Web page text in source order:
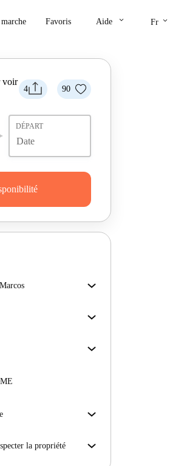
Favoris Aide keyboard_arrow_down Fr keyboard_arrow_down
4 90
voir
DÉPART
exactement ce que vous
les services pour une
tracas.
propriétaire
vous payer une chambre
la propriété